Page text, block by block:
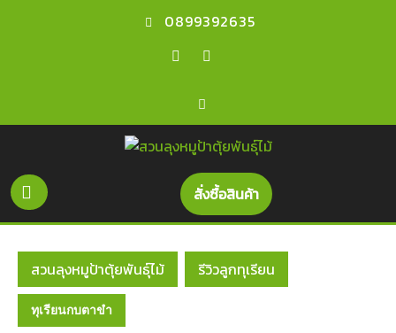
0899392635
สั่งซื้อสินค้า
สวนลุงหมูป้าตุ้ยพันธุ์ไม้ รีวิวลูกทุเรียน
ทุเรียนกบตาขำ